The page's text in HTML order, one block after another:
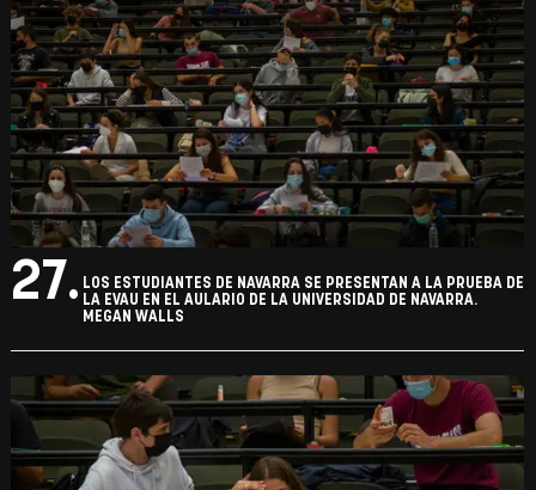
27. LOS ESTUDIANTES DE NAVARRA SE PRESENTAN A LA PRUEBA DE
LA EVAU EN EL AULARIO DE LA UNIVERSIDAD DE NAVARRA.
MEGAN WALLS